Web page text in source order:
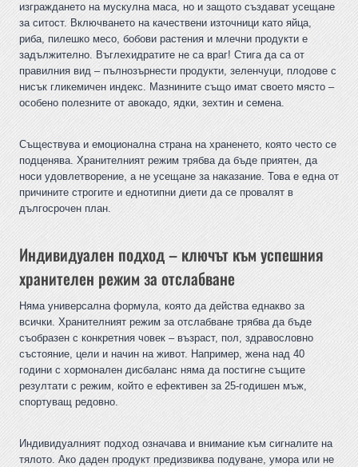
изграждането на мускулна маса, но и защото създават усещане
за ситост. Включването на качествени източници като яйца,
риба, пилешко месо, бобови растения и млечни продукти е
задължително. Въглехидратите не са враг! Стига да са от
правилния вид – пълнозърнести продукти, зеленчуци, плодове с
нисък гликемичен индекс. Мазнините също имат своето място –
особено полезните от авокадо, ядки, зехтин и семена.
Съществува и емоционална страна на храненето, която често се
подценява. Хранителният режим трябва да бъде приятен, да
носи удовлетворение, а не усещане за наказание. Това е една от
причините строгите и еднотипни диети да се провалят в
дългосрочен план.
Индивидуален подход – ключът към успешния
хранителен режим за отслабване
Няма универсална формула, която да действа еднакво за
всички. Хранителният режим за отслабване трябва да бъде
съобразен с конкретния човек – възраст, пол, здравословно
състояние, цели и начин на живот. Например, жена над 40
години с хормонален дисбаланс няма да постигне същите
резултати с режим, който е ефективен за 25-годишен мъж,
спортуващ редовно.
Индивидуалният подход означава и внимание към сигналите на
тялото. Ако даден продукт предизвиква подуване, умора или не